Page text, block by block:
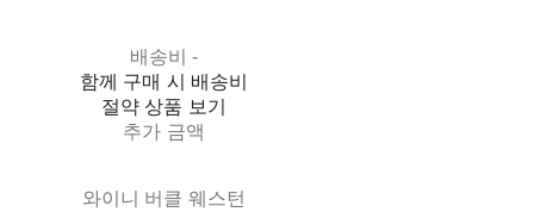
배송비-
함께 구매 시 배송비
절약 상품 보기
추가 금액
와이니 버클 웨스턴